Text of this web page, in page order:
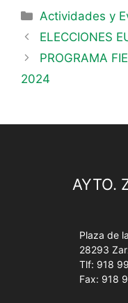
Actividades y
ELECCIONES
PROGRAMA
2024
AYTO.
Plaza de
28293
Tlf: 918
Fax: 918